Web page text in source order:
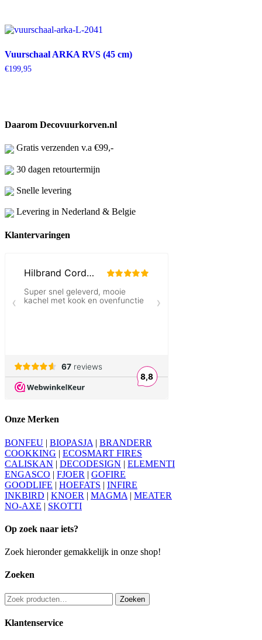
Vuurschaal ARKA RVS (45 cm)
€199,95
Daarom Decovuurkorven.nl
Gratis verzenden v.a €99,-
30 dagen retourtermijn
Snelle levering
Levering in Nederland & Belgie
Klantervaringen
Onze Merken
BONFEU | BIOPASJA | BRANDERR
COOKKING | ECOSMART FIRES
CALISKAN | DECODESIGN | ELEMENTI
ENGASCO | FJOER | GOFIRE
GOODLIFE | HOEFATS | INFIRE
INKBIRD | KNOER | MAGMA | MEATER
NO-AXE | SKOTTI
Op zoek naar iets?
Zoek hieronder gemakkelijk in onze shop!
Zoeken
Zoeken
naar:
Zoeken
Klantenservice